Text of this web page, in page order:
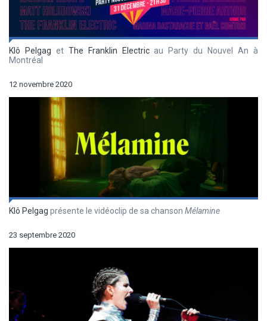
Klô Pelgag et The Franklin Electricau Party du Nouvel An à
Montréal
12 novembre 2020
Klô Pelgag présente le vidéoclip de sa chanson Mélamine
23 septembre 2020